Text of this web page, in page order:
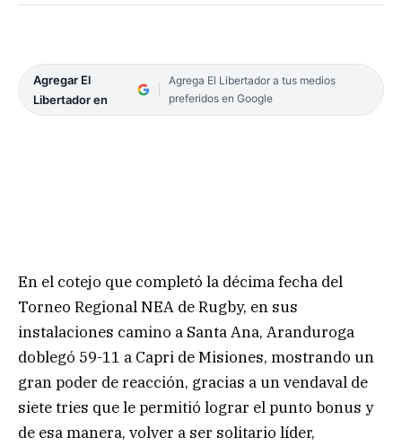
Agregar El
Libertador en
Agrega El Libertador a tus medios
preferidos en Google
En el cotejo que completó la décima fecha del
Torneo Regional NEA de Rugby, en sus
instalaciones camino a Santa Ana, Aranduroga
doblegó 59-11 a Capri de Misiones, mostrando un
gran poder de reacción, gracias a un vendaval de
siete tries que le permitió lograr el punto bonus y
de esa manera, volver a ser solitario líder,